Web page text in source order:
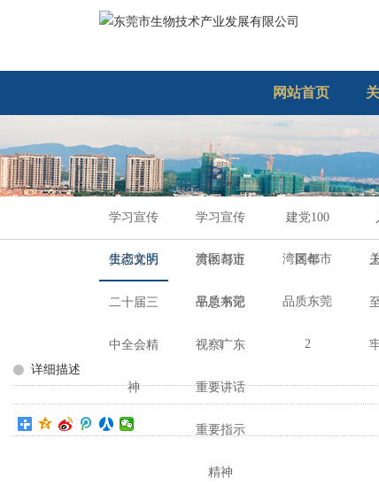
网站首页
学习宣传
贯彻党的
二十届三
中全会精
神
学习宣传
贯彻习近
平总书记
视察广东
重要讲话
重要指示
精神
建党100
周年
生态文明 湾区都市
品质东莞
1
湾区都市
品质东莞
2
详细描述